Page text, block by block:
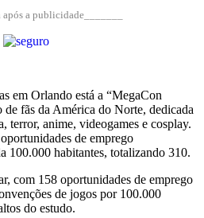
após a publicidade_______
em Orlando está a “MegaCon
fãs da América do Norte, dedicada
terror, anime, videogames e cosplay.
de emprego
100.000 habitantes, totalizando 310.
com 158 oportunidades de emprego
de jogos por 100.000
do estudo.